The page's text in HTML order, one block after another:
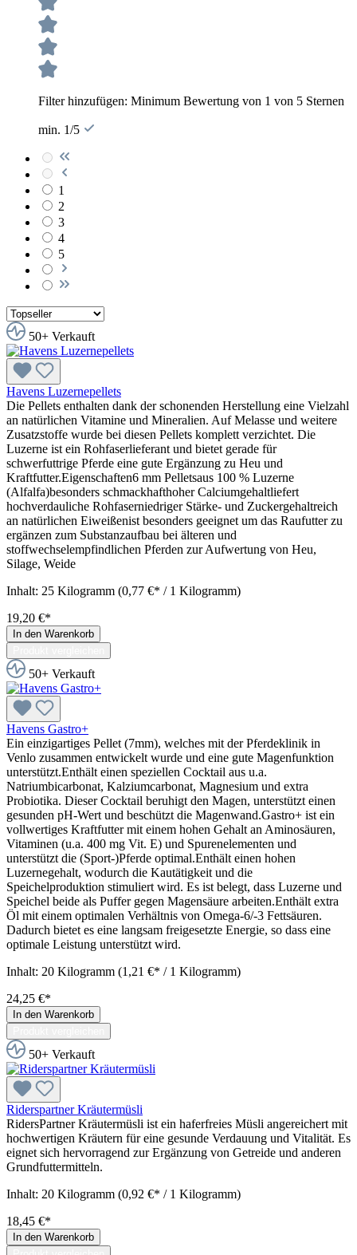
Filter hinzufügen: Minimum Bewertung von 1 von 5 Sternen
min. 1/5
1
2
3
4
5
50+ Verkauft
Havens Luzernepellets
Die Pellets enthalten dank der schonenden Herstellung eine Vielzahl
an natürlichen Vitamine und Mineralien. Auf Melasse und weitere
Zusatzstoffe wurde bei diesen Pellets komplett verzichtet. Die
Luzerne ist ein Rohfaserlieferant und bietet gerade für
schwerfuttrige Pferde eine gute Ergänzung zu Heu und
Kraftfutter.Eigenschaften6 mm Pelletsaus 100 % Luzerne
(Alfalfa)besonders schmackhafthoher Calciumgehaltliefert
hochverdauliche Rohfaserniedriger Stärke- und Zuckergehaltreich
an natürlichen Eiweißenist besonders geeignet um das Raufutter zu
ergänzen zum Substanzaufbau bei älteren und
stoffwechselempfindlichen Pferden zur Aufwertung von Heu,
Silage, Weide
Inhalt: 25 Kilogramm (0,77 €* / 1 Kilogramm)
19,20 €*
In den Warenkorb
50+ Verkauft
Havens Gastro+
Ein einzigartiges Pellet (7mm), welches mit der Pferdeklinik in
Venlo zusammen entwickelt wurde und eine gute Magenfunktion
unterstützt.Enthält einen speziellen Cocktail aus u.a.
Natriumbicarbonat, Kalziumcarbonat, Magnesium und extra
Probiotika. Dieser Cocktail beruhigt den Magen, unterstützt einen
gesunden pH-Wert und beschützt die Magenwand.Gastro+ ist ein
vollwertiges Kraftfutter mit einem hohen Gehalt an Aminosäuren,
Vitaminen (u.a. 400 mg Vit. E) und Spurenelementen und
unterstützt die (Sport-)Pferde optimal.Enthält einen hohen
Luzernegehalt, wodurch die Kautätigkeit und die
Speichelproduktion stimuliert wird. Es ist belegt, dass Luzerne und
Speichel beide als Puffer gegen Magensäure arbeiten.Enthält extra
Öl mit einem optimalen Verhältnis von Omega-6/-3 Fettsäuren.
Dadurch bietet es eine langsam freigesetzte Energie, so dass eine
optimale Leistung unterstützt wird.
Inhalt: 20 Kilogramm (1,21 €* / 1 Kilogramm)
24,25 €*
In den Warenkorb
50+ Verkauft
Riderspartner Kräutermüsli
RidersPartner Kräutermüsli ist ein haferfreies Müsli angereichert mit
hochwertigen Kräutern für eine gesunde Verdauung und Vitalität. Es
eignet sich hervorragend zur Ergänzung von Getreide und anderen
Grundfuttermitteln.
Inhalt: 20 Kilogramm (0,92 €* / 1 Kilogramm)
18,45 €*
In den Warenkorb